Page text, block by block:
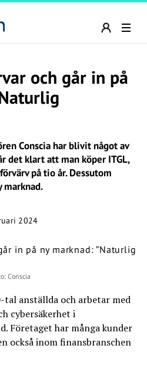
och går in på
Conscia har blivit något av
det klart att man köper ITGL,
på tio år. Dessutom
marknad.
2024
Conscia
anställda och arbetar med
cybersäkerhet i
Företaget har många kunder
också inom finansbranschen